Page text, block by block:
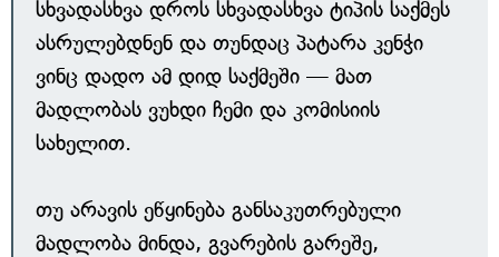
სხვადასხვა დროს სხვადასხვა ტიპის საქმეს
ასრულებდნენ და თუნდაც პატარა კენჭი
ვინც დადო ამ დიდ საქმეში — მათ
მადლობას ვუხდი ჩემი და კომისიის
სახელით.
თუ არავის ეწყინება განსაკუთრებული
მადლობა მინდა, გვარების გარეშე,